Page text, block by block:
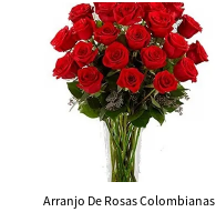
Arranjo De Rosas Colombianas